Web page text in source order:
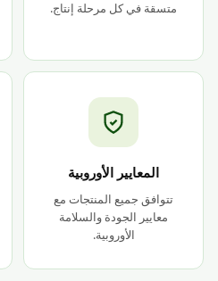
متسقة في كل مرحلة إنتاج.
المعايير الأوروبية
تتوافق جميع المنتجات مع
معايير الجودة والسلامة
الأوروبية.